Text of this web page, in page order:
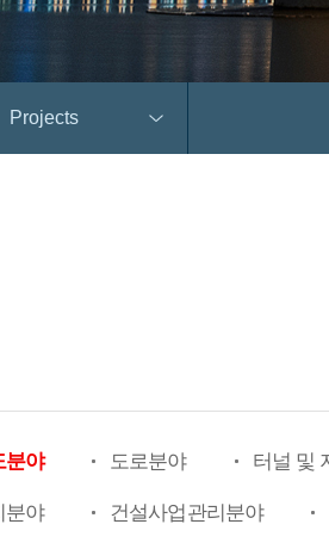
Projects
분야 도로분야 터널 및
분야 건설사업관리분야